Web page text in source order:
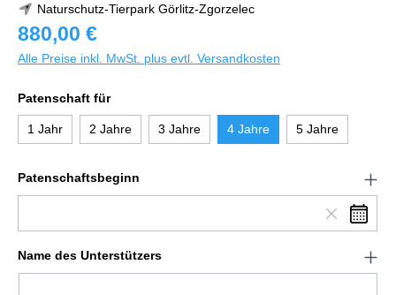
Naturschutz-Tierpark Görlitz-Zgorzelec
880,00 €
Alle Preise inkl. MwSt. plus evtl. Versandkosten
Patenschaft für
1 Jahr 2 Jahre 3 Jahre 4 Jahre 5 Jahre
Patenschaftsbeginn
Name des Unterstützers